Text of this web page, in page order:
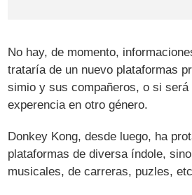
No hay, de momento,
trataría de un nuevo plataformas
simio y sus compañeros, o si será
experencia en otro género.
Donkey Kong, desde luego, ha
plataformas de diversa índole,
musicales, de carreras, puzles,